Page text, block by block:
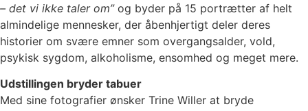
– det vi ikke taler om”og byder på 15 portrætter af helt
almindelige mennesker, der åbenhjertigt deler deres
historier om svære emner som overgangsalder, vold,
psykisk sygdom, alkoholisme, ensomhed og meget mere.
Udstillingen bryder tabuer
Med sine fotografier ønsker Trine Willer at bryde